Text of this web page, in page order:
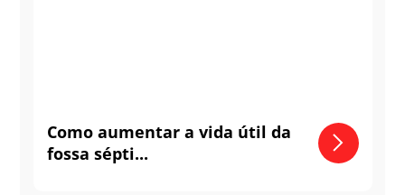
Como aumentar a vida útil da
fossa sépti...